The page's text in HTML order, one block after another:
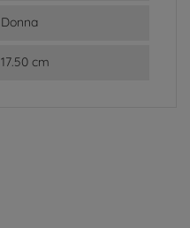
Donna
17.50 cm